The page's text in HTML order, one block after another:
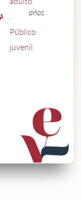
,
Público
juvenil
años